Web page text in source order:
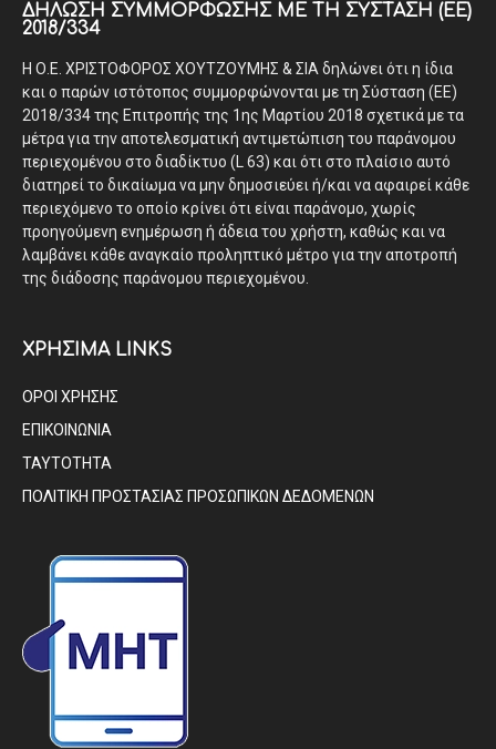
ΔΉΛΩΣΗ ΣΥΜΜΌΡΦΩΣΗΣ ΜΕ ΤΗ ΣΎΣΤΑΣΗ (ΕΕ)
2018/334
Η Ο.Ε. ΧΡΙΣΤΟΦΟΡΟΣ ΧΟΥΤΖΟΥΜΗΣ & ΣΙΑ δηλώνει ότι η ίδια
και ο παρών ιστότοπος συμμορφώνονται με τη Σύσταση (ΕΕ)
2018/334 της Επιτροπής της 1ης Μαρτίου 2018 σχετικά με τα
μέτρα για την αποτελεσματική αντιμετώπιση του παράνομου
περιεχομένου στο διαδίκτυο (L 63) και ότι στο πλαίσιο αυτό
διατηρεί το δικαίωμα να μην δημοσιεύει ή/και να αφαιρεί κάθε
περιεχόμενο το οποίο κρίνει ότι είναι παράνομο, χωρίς
προηγούμενη ενημέρωση ή άδεια του χρήστη, καθώς και να
λαμβάνει κάθε αναγκαίο προληπτικό μέτρο για την αποτροπή
της διάδοσης παράνομου περιεχομένου.
ΧΡΗΣΙΜΑ LINKS
ΟΡΟΙ ΧΡΗΣΗΣ
ΕΠΙΚΟΙΝΩΝΙΑ
ΤΑΥΤΟΤΗΤΑ
ΠΟΛΙΤΙΚΗ ΠΡΟΣΤΑΣΙΑΣ ΠΡΟΣΩΠΙΚΩΝ ΔΕΔΟΜΕΝΩΝ